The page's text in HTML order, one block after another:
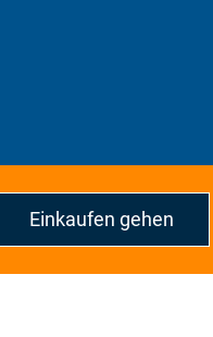
Einkaufen gehen